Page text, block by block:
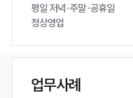
평일 저녁·주말·공휴일
정상영업
업무사례